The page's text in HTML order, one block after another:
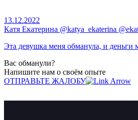
13.12.2022
Катя Екатерина @katya_ekaterina
Эта девушка меня обманула, и деньги
Вас обманули?
Напишите нам о своём опыте
ОТПРАВЬТЕ ЖАЛОБУ